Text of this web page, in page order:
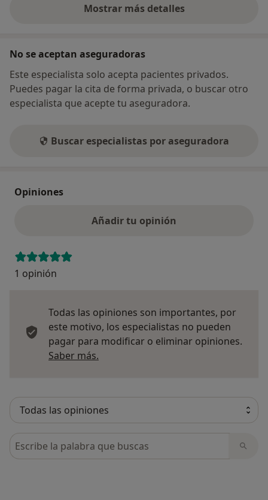
Mostrar más detalles
sobre la dirección
No se aceptan aseguradoras
Este especialista solo acepta pacientes privados.
Puedes pagar la cita de forma privada, o buscar otro
especialista que acepte tu aseguradora.
Buscar especialistas por aseguradora
Opiniones
Añadir tu opinión
1 opinión
Todas las opiniones son importantes, por
este motivo, los especialistas no pueden
pagar para modificar o eliminar opiniones.
Saber más.
Busca en opiniones
¿Alguna vez has usado una app
o chatbot de IA para hablar